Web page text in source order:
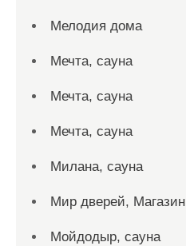
Мелодия дома
Мечта, сауна
Мечта, сауна
Мечта, сауна
Милана, сауна
Мир дверей, Магазин
Мойдодыр, сауна